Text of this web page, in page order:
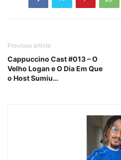
Previous article
Cappuccino Cast #013 – O
Velho Logan e O Dia Em Que
o Host Sumiu…